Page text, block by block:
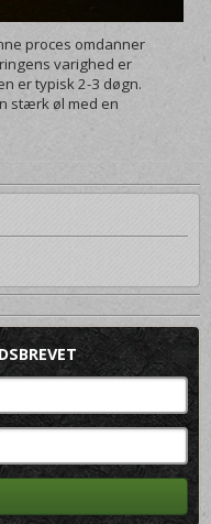
proces omdanner
varighed er
er typisk 2-3 døgn.
stærk øl med en